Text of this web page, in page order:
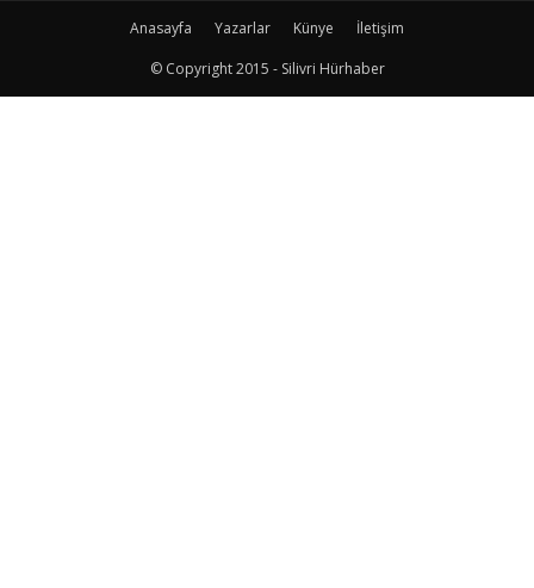
Anasayfa Yazarlar Künye
İletişim
© Copyright 2015 - Silivri Hürhaber